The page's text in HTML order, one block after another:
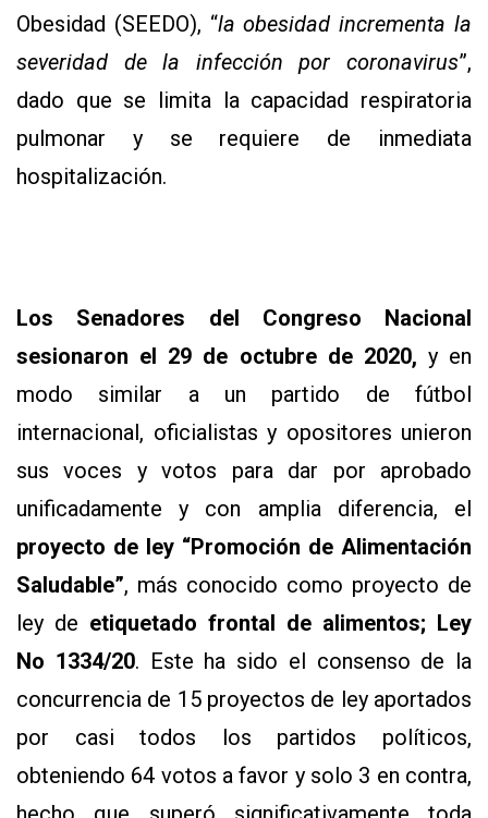
Obesidad (SEEDO), “la obesidad incrementa la
severidad de la infección por coronavirus”,
dado que se limita la capacidad respiratoria
pulmonar y se requiere de inmediata
hospitalización.
Los Senadores del Congreso Nacional
sesionaron el 29 de octubre de 2020, y en
modo similar a un partido de fútbol
internacional, oficialistas y opositores unieron
sus voces y votos para dar por aprobado
unificadamente y con amplia diferencia, el
proyecto de ley “Promoción de Alimentación
Saludable”, más conocido como proyecto de
ley de etiquetado frontal de alimentos; Ley
No 1334/20. Este ha sido el consenso de la
concurrencia de 15 proyectos de ley aportados
por casi todos los partidos políticos,
obteniendo 64 votos a favor y solo 3 en contra,